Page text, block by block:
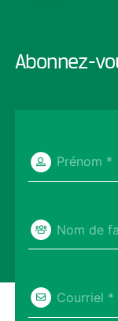
Abonnez-
Prénom *
Nom de
Courriel *